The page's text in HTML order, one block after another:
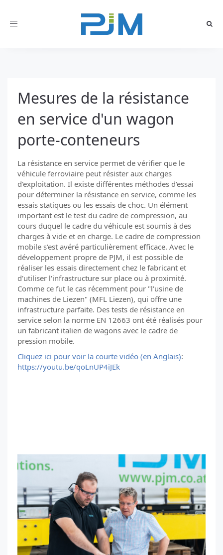
Toggle
Mesures de la résistance
en service d'un wagon
porte-conteneurs
La résistance en service permet de vérifier que le
véhicule ferroviaire peut résister aux charges
d'exploitation. Il existe différentes méthodes d'essai
pour déterminer la résistance en service, comme les
essais statiques ou les essais de choc. Un élément
important est le test du cadre de compression, au
cours duquel le cadre du véhicule est soumis à des
charges à vide et en charge. Le cadre de compression
mobile s'est avéré particulièrement efficace. Avec le
développement propre de PJM, il est possible de
réaliser les essais directement chez le fabricant et
d'utiliser l'infrastructure sur place ou à proximité.
Comme ce fut le cas récemment pour "l'usine de
machines de Liezen" (MFL Liezen), qui offre une
infrastructure parfaite. Des tests de résistance en
service selon la norme EN 12663 ont été réalisés pour
un fabricant italien de wagons avec le cadre de
pression mobile.
Cliquez ici pour voir la courte vidéo (en Anglais):
https://youtu.be/qoLnUP4iJEk